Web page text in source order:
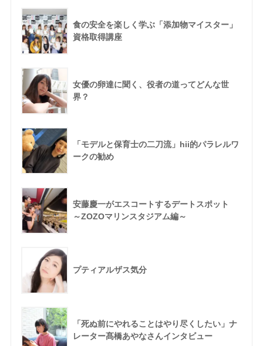
食の安全を楽しく学ぶ「添加物マイスター」
資格取得講座
女優の卵達に聞く、役者の道ってどんな世
界？
「モデルと保育士の二刀流」hii的パラレルワ
ークの勧め
安藤慶一がエスコートするデートスポット
～ZOZOマリンスタジアム編～
プティアルザス気分
「死ぬ前にやれることはやり尽くしたい」ナ
レーター髙橋あやなさんインタビュー